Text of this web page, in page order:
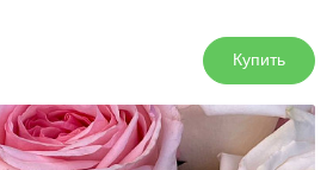
Купить